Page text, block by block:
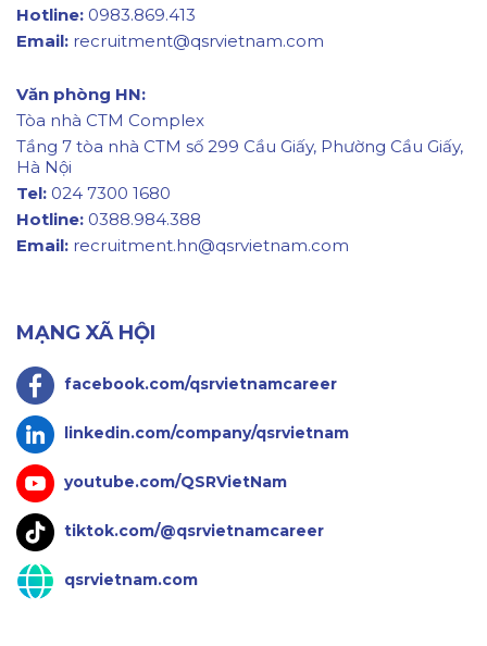
Hotline: 0983.869.413
Email: recruitment@qsrvietnam.com
Văn phòng HN:
Tòa nhà CTM Complex
Tầng 7 tòa nhà CTM số 299 Cầu Giấy, Phường Cầu Giấy,
Hà Nội
Tel: 024 7300 1680
Hotline: 0388.984.388
Email: recruitment.hn@qsrvietnam.com
MẠNG XÃ HỘI
facebook.com/qsrvietnamcareer
linkedin.com/company/qsrvietnam
youtube.com/QSRVietNam
tiktok.com/@qsrvietnamcareer
qsrvietnam.com